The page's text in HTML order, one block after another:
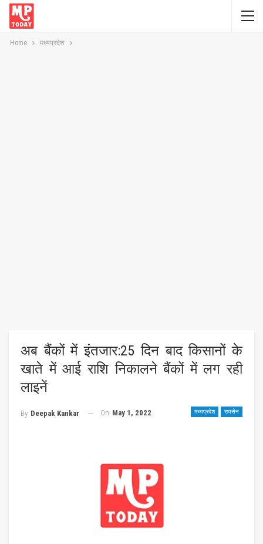
Home मध्यप्रदेश
अब बैंकों में इंतजार:25 दिन बाद किसानों के
खाते में आई राशि निकालने बैंकों में लग रही
लाइनें
मध्यप्रदेश रायसेन
By Deepak Kankar On May 1, 2022